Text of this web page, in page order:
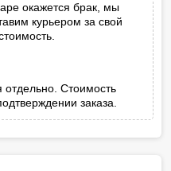
окажется брак, мы
курьером за свой
отдельно. Стоимость
заказа.